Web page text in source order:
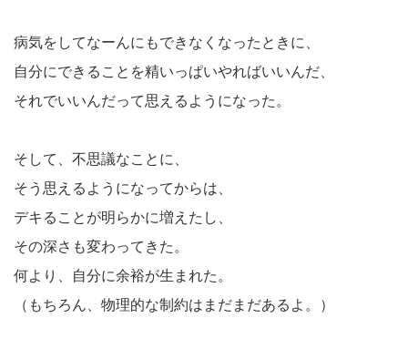
病気をしてなーんにもできなくなったときに、
自分にできることを精いっぱいやればいいんだ、
それでいいんだって思えるようになった。
そして、不思議なことに、
そう思えるようになってからは、
デキることが明らかに増えたし、
その深さも変わってきた。
何より、自分に余裕が生まれた。
（もちろん、物理的な制約はまだまだあるよ。）